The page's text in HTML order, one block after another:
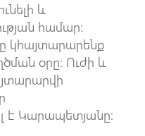
և
համար։
կհայտարարենք
օրը։ Ուժի և
է Կարապետյանը։